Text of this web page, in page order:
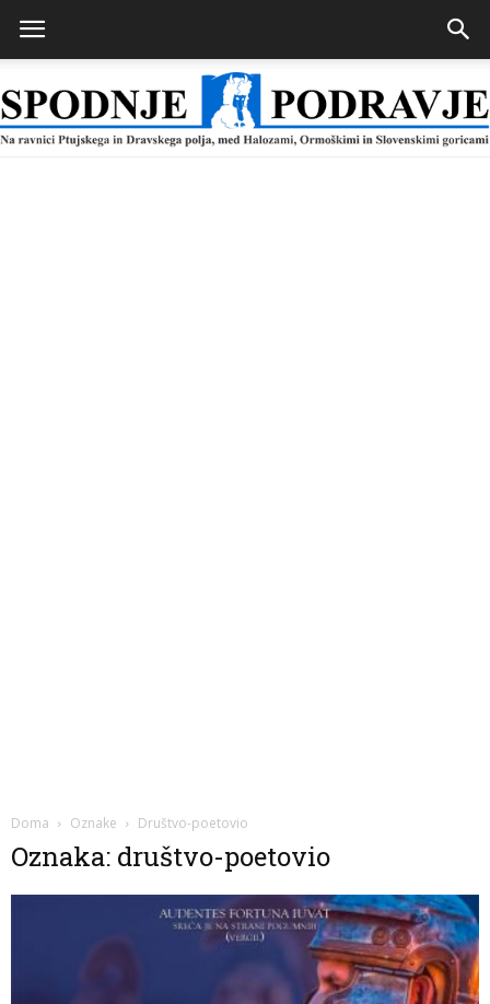
Doma Oznake Društvo-poetovio
Oznaka: društvo-poetovio